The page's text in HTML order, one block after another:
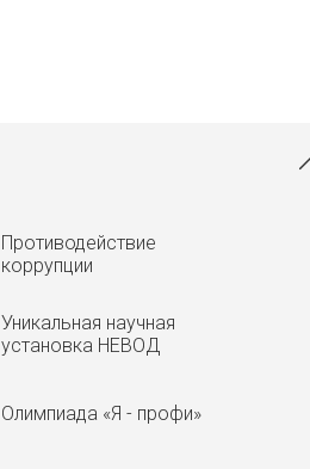
Противодействие
коррупции
Уникальная научная
установка НЕВОД
Олимпиада «Я - профи»